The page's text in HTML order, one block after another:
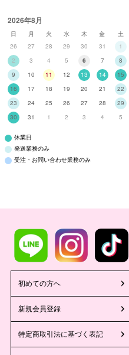
2026年8月
日 月 火 水 木 金
土
26
27 28 29 30 31
1
2
3 4 5 6 7
8
9
10 11 12 13 14
15
16
17 18 19 20 21
22
23
24 25 26 27 28
29
30
31 1 2 3 4 5
休業日
発送業務のみ
受注・お問い合わせ業務のみ
初めての方へ
新規会員登録
特定商取引法に基づく表記